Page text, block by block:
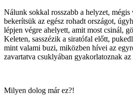
Nálunk sokkal rosszabb a helyzet,
bekerítsük az egész rohadt országot,
lépjen végre ahelyett, amit most csinál,
Keleten, sasszézik a siratófal előtt,
mint valami buzi, miközben hívei az
zavartatva csuklyában gyakorlatoznak az
Milyen dolog már ez?!